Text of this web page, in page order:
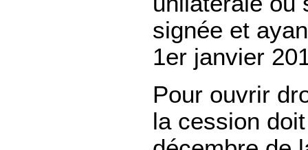
signée et
1er janvier
Pour ouvrir
la cession